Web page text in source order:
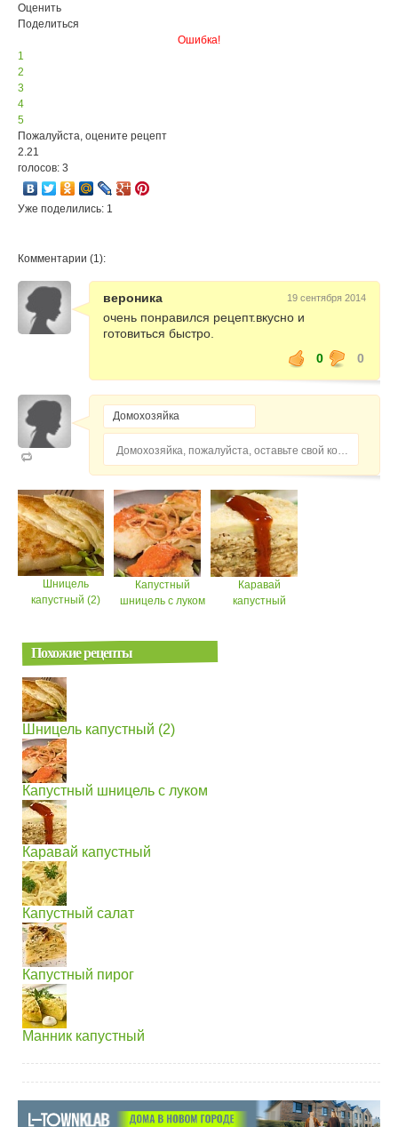
Оценить
Поделиться
Ошибка!
1
2
3
4
5
Пожалуйста, оцените рецепт
2.21
голосов: 3
Уже поделились: 1
Комментарии (1):
вероника 19 сентября 2014
очень понравился рецепт.вкусно и
готовиться быстро.
0
0
Шницель
капустный (2)
Капустный
шницель с луком
Каравай
капустный
Похожие рецепты
Шницель капустный (2)
Капустный шницель с луком
Каравай капустный
Капустный салат
Капустный пирог
Манник капустный